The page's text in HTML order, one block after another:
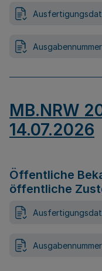
Ausgabennummer
MB.NRW
14.07.2026
Öffentliche
öffentliche
Ausgabennummer